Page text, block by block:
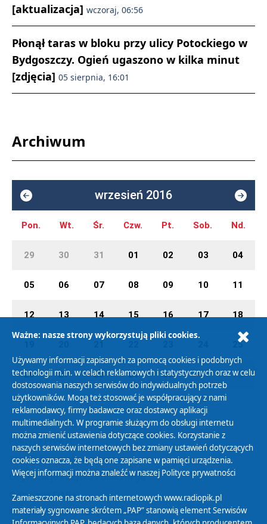
[aktualizacja] wczoraj, 06:56
Płonął taras w bloku przy ulicy Potockiego w
Bydgoszczy. Ogień ugaszono w kilka minut
[zdjęcia] 05 sierpnia, 16:01
Archiwum
wrzesień 2016
Pon. Wt. Śr. Czw. Pt. Sob. Nd.
29 30 31 01 02 03 04
05 06 07 08 09 10 11
12 13 14 15 16 17 18
25
26 27 28 29 30 01 02
Polityka Prywatności
Zasady korzystania z Serwisu
Organizacje Pożytku Publicznego
Cyfryzacja DAB+
Polityka ochrony danych osobowych
Ważne: nasze strony wykorzystują pliki cookies.
Używamy informacji zapisanych za pomocą cookies i podobnych
technologii m.in. w celach reklamowych i statystycznych oraz w celu
dostosowania naszych serwisów do indywidualnych potrzeb
użytkowników. Mogą też stosować je współpracujący z nami
reklamodawcy, firmy badawcze oraz dostawcy aplikacji
multimedialnych. W programie służącym do obsługi internetu
można zmienić ustawienia dotyczące cookies. Korzystanie z
naszych serwisów internetowych bez zmiany ustawień dotyczących
cookies oznacza, że będą one zapisane w pamięci urządzenia.
Więcej informacji można znaleźć w naszej Polityce prywatności
Zamieszczone na stronach internetowych www.radiopik.pl
materiały sygnowane skrótem „PAP” stanowią element Serwisów